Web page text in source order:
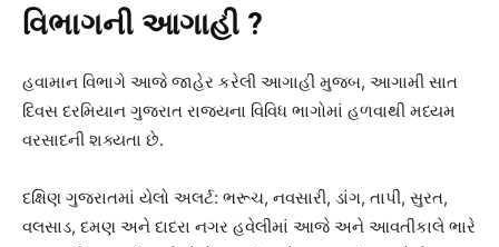
વિભાગની આગાહી ?
હવામાન વિભાગે આજે જાહેર કરેલી આગાહી મુજબ, આગામી સાત
દિવસ દરમિયાન ગુજરાત રાજ્યના વિવિધ ભાગોમાં હળવાથી મધ્યમ
વરસાદની શક્યતા છે.
દક્ષિણ ગુજરાતમાં યેલો અલર્ટ: ભરૂચ, નવસારી, ડાંગ, તાપી, સુરત,
વલસાડ, દમણ અને દાદરા નગર હવેલીમાં આજે અને આવતીકાલે ભારે